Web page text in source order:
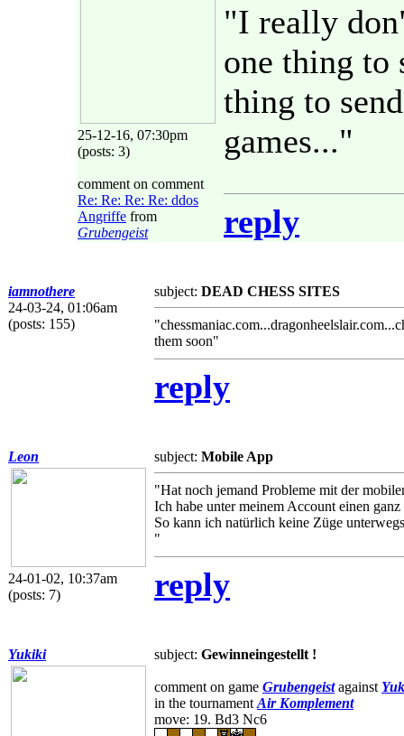
25-12-16, 07:30pm
(posts: 3)
comment on comment
Re: Re: Re: Re: ddos
Angriffe from
Grubengeist
"I really
one thing to
thing to
games..."
reply
iamnothere
24-03-24, 01:06am
(posts: 155)
subject: DEAD CHESS SITES
them soon"
reply
Leon
24-01-02, 10:37am
(posts: 7)
subject: Mobile App
"Hat noch jemand Probleme mit der
Ich habe unter meinem Account einen ganz
So kann ich natürlich keine Züge
"
reply
Yukiki subject: Gewinneingestellt !
comment on game Grubengeistagainst
in the tournament Air Komplement
move: 19. Bd3 Nc6